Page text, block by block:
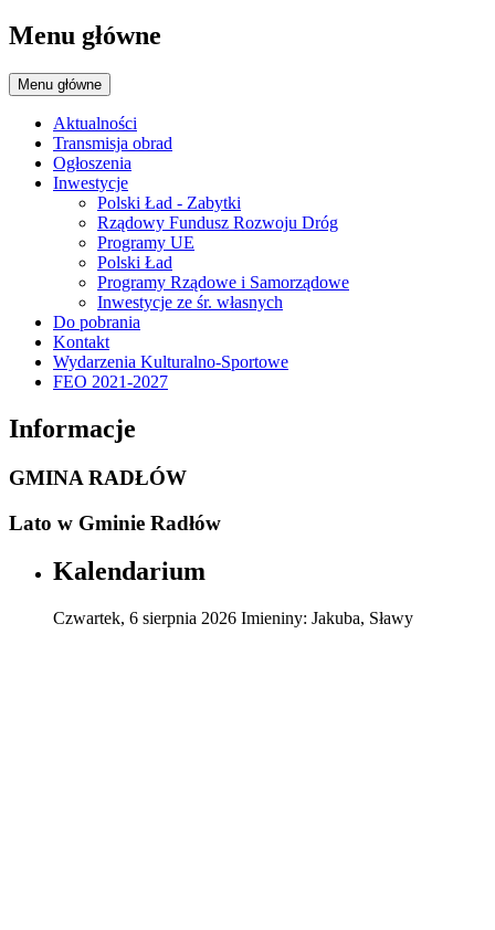
Menu główne
Menu główne
Aktualności
Transmisja obrad
Ogłoszenia
Inwestycje
Polski Ład - Zabytki
Rządowy Fundusz Rozwoju Dróg
Programy UE
Polski Ład
Programy Rządowe i Samorządowe
Inwestycje ze śr. własnych
Do pobrania
Kontakt
Wydarzenia Kulturalno-Sportowe
FEO 2021-2027
Informacje
GMINA RADŁÓW
Lato w Gminie Radłów
Kalendarium
Czwartek, 6 sierpnia 2026 Imieniny: Jakuba, Sławy